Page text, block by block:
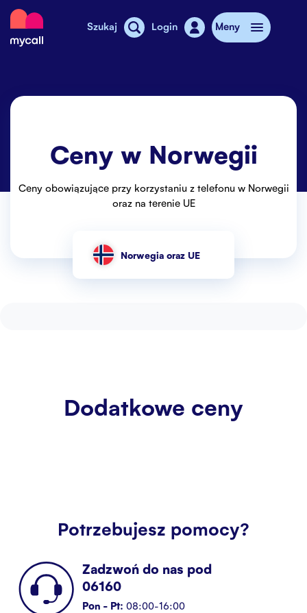
Mycall
Szukaj Login Meny
Sklepy MyCall
Dodatkowy internet
Ceny w Norwegii
Ceny obowiązujące przy korzystaniu z telefonu w Norwegii
oraz na terenie UE
Norwegia oraz UE
Dodatkowe ceny
Potrzebujesz pomocy?
Zadzwoń do nas pod
06160
Pon - Pt: 08:00-16:00